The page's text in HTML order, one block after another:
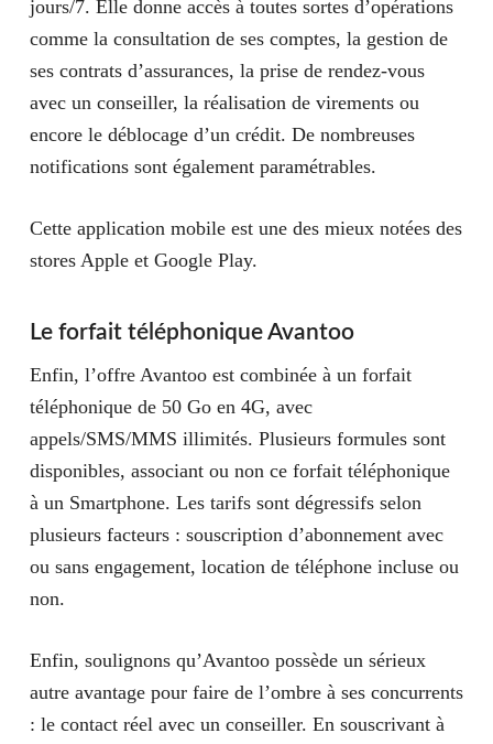
jours/7. Elle donne accès à toutes sortes d’opérations
comme la consultation de ses comptes, la gestion de
ses contrats d’assurances, la prise de rendez-vous
avec un conseiller, la réalisation de virements ou
encore le déblocage d’un crédit. De nombreuses
notifications sont également paramétrables.
Cette application mobile est une des mieux notées des
stores Apple et Google Play.
Le forfait téléphonique Avantoo
Enfin, l’offre Avantoo est combinée à un forfait
téléphonique de 50 Go en 4G, avec
appels/SMS/MMS illimités. Plusieurs formules sont
disponibles, associant ou non ce forfait téléphonique
à un Smartphone. Les tarifs sont dégressifs selon
plusieurs facteurs : souscription d’abonnement avec
ou sans engagement, location de téléphone incluse ou
non.
Enfin, soulignons qu’Avantoo possède un sérieux
autre avantage pour faire de l’ombre à ses concurrents
: le contact réel avec un conseiller. En souscrivant à